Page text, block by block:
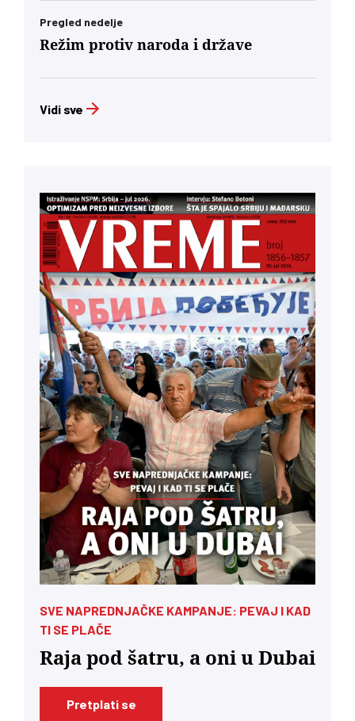
Pregled nedelje
Režim protiv naroda i države
Vidi sve
SVE NAPREDNJAČKE KAMPANJE: PEVAJ I KAD
TI SE PLAČE
Raja pod šatru, a oni u Dubai
Pretplati se